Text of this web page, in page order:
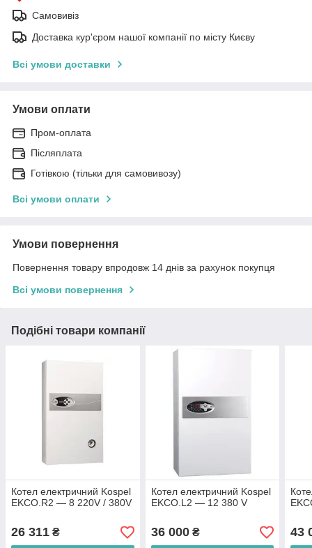
Самовивіз
Доставка кур'єром нашої компанії по місту Києву
Всі умови доставки
Умови оплати
Пром-оплата
Післяплата
Готівкою (тільки для самовивозу)
Всі умови оплати
Умови повернення
Повернення товару впродовж 14 днів за рахунок покупця
Всі умови повернення
Подібні товари компанії
Котел електричний Kospel
EKCO.R2 — 8 220V / 380V
26 311 ₴
Котел електричний Kospel
EKCO.L2 — 12 380 V
36 000₴ 43